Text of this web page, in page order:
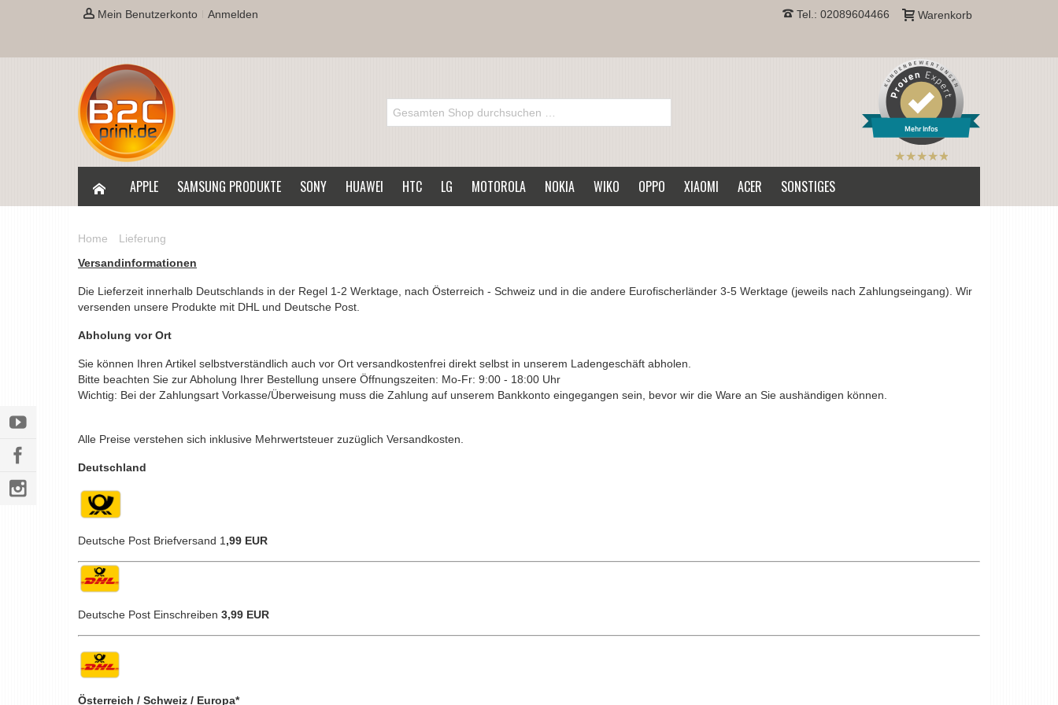
Mein Benutzerkonto Anmelden Warenkorb
Tel.: 02089604466
Mehr Infos
B2CPrint
Sternen |
APPLE SAMSUNG PRODUKTE SONY HUAWEI HTC LG MOTOROLA NOKIA WIKO OPPO XIAOMI ACER SONSTIGES
Home
Lieferung
Versandinformationen
Die Lieferzeit innerhalb Deutschlands in der Regel 1-2 Werktage, nach Österreich - Schweiz und in die andere Eurofischerländer 3-5 Werktage (jeweils nach Zahlungseingang). Wir
versenden unsere Produkte mit DHL und Deutsche Post.
Abholung vor Ort
Sie können Ihren Artikel selbstverständlich auch vor Ort versandkostenfrei direkt selbst in unserem Ladengeschäft abholen.
Bitte beachten Sie zur Abholung Ihrer Bestellung unsere Öffnungszeiten: Mo-Fr: 9:00 - 18:00 Uhr
Wichtig: Bei der Zahlungsart Vorkasse/Überweisung muss die Zahlung auf unserem Bankkonto eingegangen sein, bevor wir die Ware an Sie aushändigen können.
Alle Preise verstehen sich inklusive Mehrwertsteuer zuzüglich Versandkosten.
Deutschland
Deutsche Post Briefversand 1 ,99 EUR
Deutsche Post Einschreiben 3,99 EUR
Österreich / Schweiz / Europa*